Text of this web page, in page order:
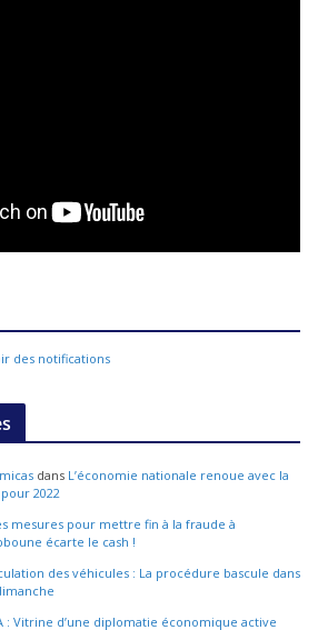
des notifications
dans L’économie nationale renoue avec la
2022
mesures pour mettre fin à la fraude à
écarte le cash !
des véhicules : La procédure bascule dans
: Vitrine d’une diplomatie économique active